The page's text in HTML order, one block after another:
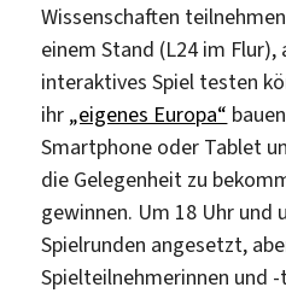
Wissenschaften
einem Stand (L24 im Flur),
interaktives Spiel testen
ihr „eigenes Europa“
Smartphone oder Tablet
die Gelegenheit zu
gewinnen. Um 18 Uhr und
Spielrunden angesetzt,
Spielteilnehmerinnen und